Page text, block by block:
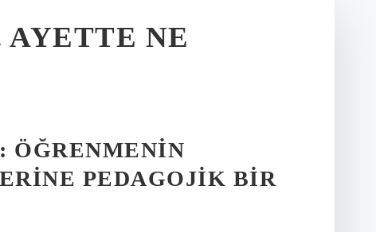
AYETTE NE
ÖĞRENMENIN
PEDAGOJIK BIR